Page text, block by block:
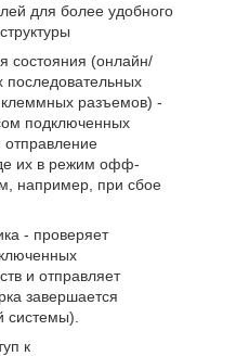
для более удобного
состояния (онлайн/
клеммных разъемов) -
подключенных
отправление
их в режим офф-
например, при сбое
- проверяет
и отправляет
завершается
системы).
к